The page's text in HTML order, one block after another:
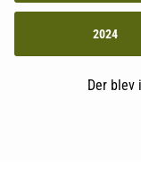
2024
Der blev